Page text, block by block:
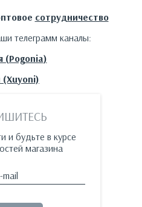
сотрудничество
телеграмм каналы:
(Pogonia)
(Xuyoni)
и будьте в курсе
магазина